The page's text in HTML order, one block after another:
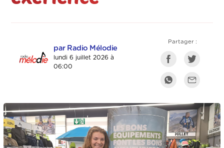
par Radio Mélodie
lundi 6 juillet 2026 à
06:00
Partager :